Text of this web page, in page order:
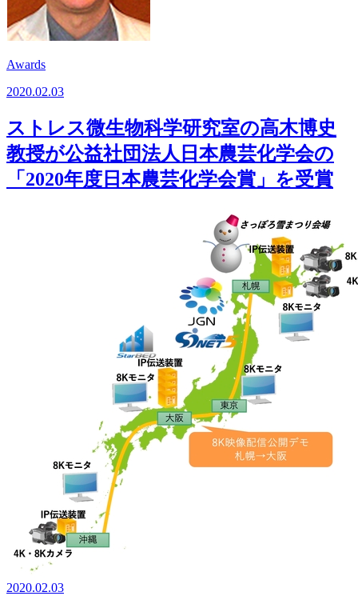
Awards
2020.02.03
ストレス微生物科学研究室の高木博史
教授が公益社団法人日本農芸化学会の
「2020年度日本農芸化学会賞」を受賞
2020.02.03